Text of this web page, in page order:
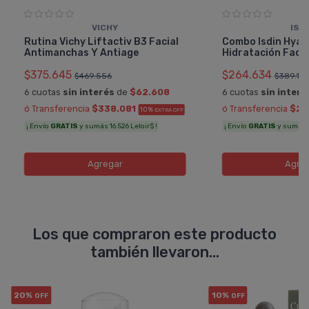
VICHY
Rutina Vichy Liftactiv B3 Facial
Antimanchas Y Antiage
$375.645 $469.556
6 cuotas sin interés de $62.608
ó Transferencia $338.081 10% EXTRA OFF
¡ Envío GRATIS y sumás 16.526 Leloir$ !
Agregar
Combo Isdin
Hidratación
$264.634 $389.168
6 cuotas sin
ó Transferencia
¡ Envío GRATIS y sumás
Los que compraron este producto
también llevaron...
20% OFF 10% OFF